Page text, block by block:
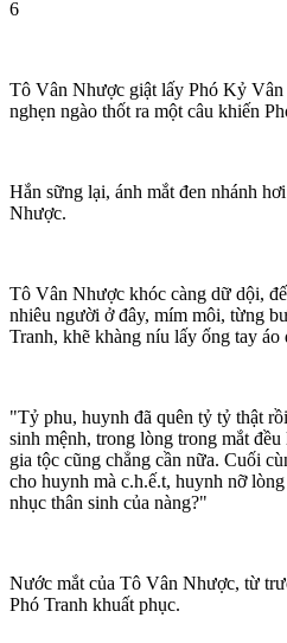
6
Tô Vân Nhược giật lấy Phó Kỷ Vân
nghẹn ngào thốt ra một câu khiến
Hắn sững lại, ánh mắt đen nhánh
Nhược.
Tô Vân Nhược khóc càng dữ dội,
nhiêu người ở đây, mím môi, từng
Tranh, khẽ khàng níu lấy ống tay áo
"Tỷ phu, huynh đã quên tỷ tỷ thật
sinh mệnh, trong lòng trong mắt
gia tộc cũng chẳng cần nữa. Cuối
cho huynh mà c.h.ế.t, huynh nỡ
nhục thân sinh của nàng?"
Nước mắt của Tô Vân Nhược, từ
Phó Tranh khuất phục.